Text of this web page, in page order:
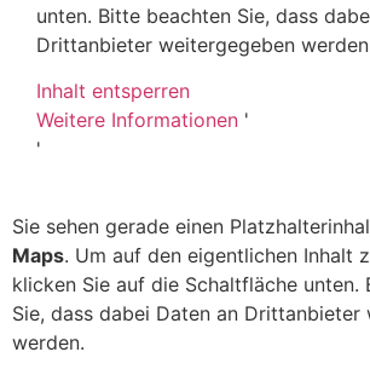
unten. Bitte beachten Sie, dass
Drittanbieter weitergegeben
Inhalt entsperren
Weitere Informationen '
'
Sie sehen gerade einen
Maps. Um auf den eigentlichen Inhalt
klicken Sie auf die Schaltfläche unten.
Sie, dass dabei Daten an Drittanbieter
werden.